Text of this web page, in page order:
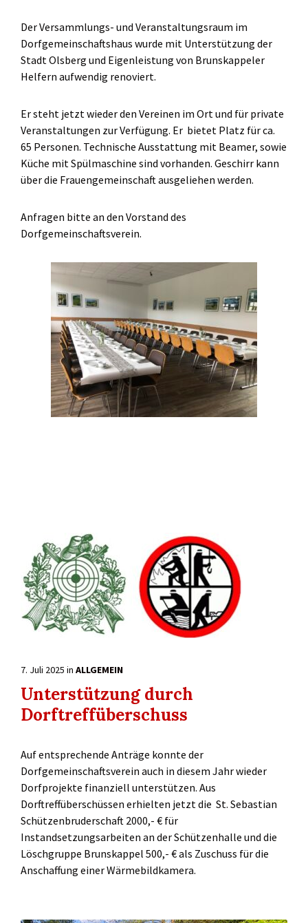
Der Versammlungs- und Veranstaltungsraum im
Dorfgemeinschaftshaus wurde mit Unterstützung der
Stadt Olsberg und Eigenleistung von Brunskappeler
Helfern aufwendig renoviert.
Er steht jetzt wieder den Vereinen im Ort und für private
Veranstaltungen zur Verfügung. Er bietet Platz für ca.
65 Personen. Technische Ausstattung mit Beamer, sowie
Küche mit Spülmaschine sind vorhanden. Geschirr kann
über die Frauengemeinschaft ausgeliehen werden.
Anfragen bitte an den Vorstand des
Dorfgemeinschaftsverein.
7. Juli 2025 in ALLGEMEIN
Unterstützung durch
Dorftreffüberschuss
Auf entsprechende Anträge konnte der
Dorfgemeinschaftsverein auch in diesem Jahr wieder
Dorfprojekte finanziell unterstützen. Aus
Dorftreffüberschüssen erhielten jetzt die St. Sebastian
Schützenbruderschaft 2000,- € für
Instandsetzungsarbeiten an der Schützenhalle und die
Löschgruppe Brunskappel 500,- € als Zuschuss für die
Anschaffung einer Wärmebildkamera.